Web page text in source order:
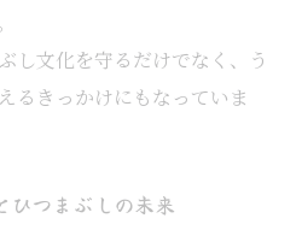
し文化を守るだけでなく、う
るきっかけにもなっていま
ひつまぶしの未来